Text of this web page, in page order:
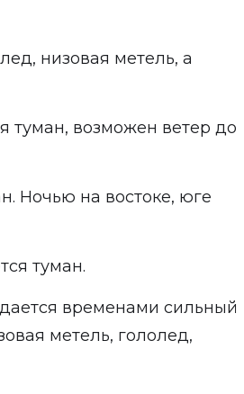
низовая метель, а
туман, возможен ветер до
Ночью на востоке, юге
туман.
временами сильный
метель, гололед,